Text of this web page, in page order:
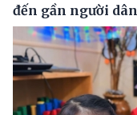
đến gần người dân